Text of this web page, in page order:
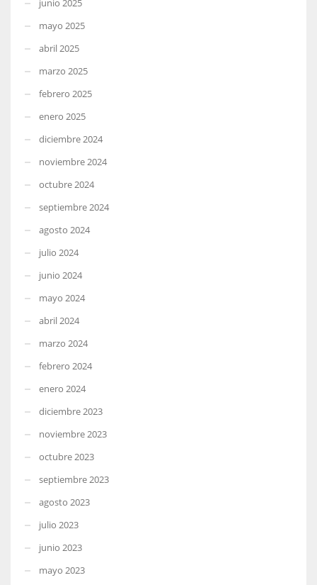
junio 2025
mayo 2025
abril 2025
marzo 2025
febrero 2025
enero 2025
diciembre 2024
noviembre 2024
octubre 2024
septiembre 2024
agosto 2024
julio 2024
junio 2024
mayo 2024
abril 2024
marzo 2024
febrero 2024
enero 2024
diciembre 2023
noviembre 2023
octubre 2023
septiembre 2023
agosto 2023
julio 2023
junio 2023
mayo 2023